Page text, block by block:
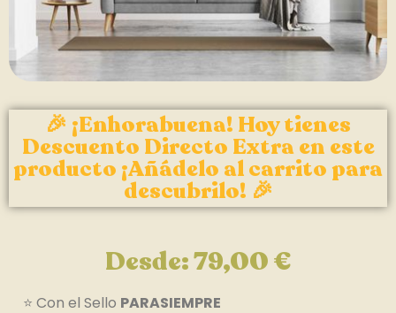
🎉 ¡Enhorabuena! Hoy tienes
Descuento Directo Extra en este
producto ¡Añádelo al carrito para
descubrilo! 🎉
Desde:79,00€
⭐ Con el Sello PARASIEMPRE